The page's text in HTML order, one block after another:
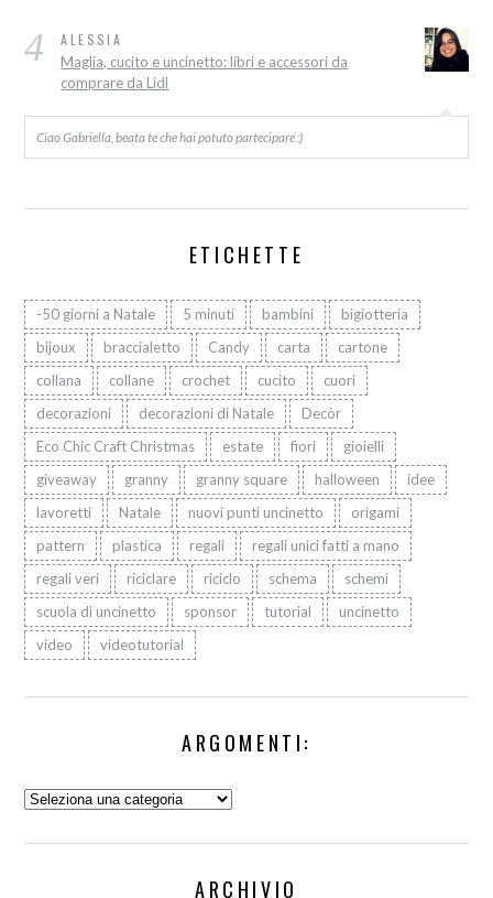
4 ALESSIA
Maglia, cucito e uncinetto: libri e accessori da
comprare da Lidl
Ciao Gabriella, beata te che hai potuto partecipare :)
ETICHETTE
-50 giorni a Natale 5 minuti bambini
bigiotteria
bijoux
braccialetto Candy carta
cartone
collana
collane crochet cucito
cuori
decorazioni
decorazioni di Natale
Decòr
Eco Chic Craft Christmas
estate fiori
gioielli
giveaway
granny granny square halloween
idee
lavoretti
Natale nuovi punti uncinetto
origami
pattern
plastica regali
regali unici fatti a mano
regali veri
riciclare riciclo schema
schemi
scuola di uncinetto
sponsor tutorial
uncinetto
video
videotutorial
ARGOMENTI:
Argomenti:
ARCHIVIO